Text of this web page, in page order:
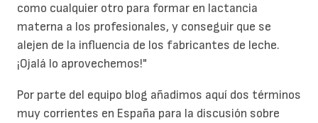
como cualquier otro para formar en lactancia
materna a los profesionales, y conseguir que se
alejen de la influencia de los fabricantes de leche.
¡Ojalá lo aprovechemos!"
Por parte del equipo blog añadimos aquí dos términos
muy corrientes en España para la discusión sobre